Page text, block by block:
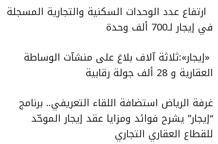
ارتفاع عدد الوحدات السكنية والتجارية المسجلة
في إيجار لـ700 ألف وحدة
«إيجار»:ثلاثة آلاف بلاغ على منشآت الوساطة
العقارية و 28 ألف جولة رقابية
غرفة الرياض استضافة اللقاء التعريفي.. برنامج
“إيجار” يشرح فوائد ومزايا عقد إيجار الموحّد
للقطاع العقاري التجاري